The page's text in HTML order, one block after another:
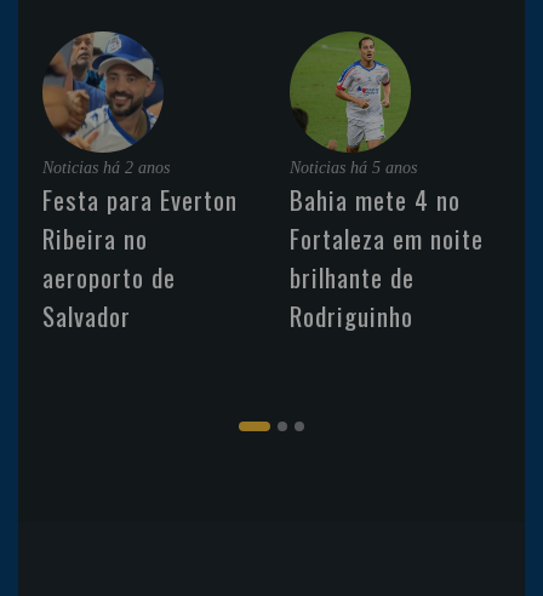
Noticias há 2 anos
Festa para Everton
Ribeira no
aeroporto de
Salvador
Noticias há 5 anos
Bahia mete 4 no
Fortaleza em noite
brilhante de
Rodriguinho